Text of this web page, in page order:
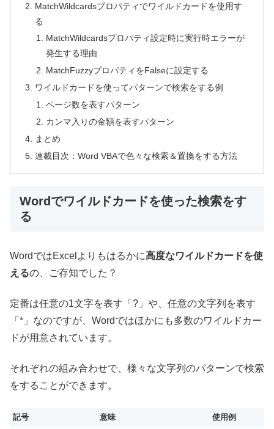
MatchWildcardsプロパティでワイルドカードを使用す
る
MatchWildcardsプロパティ設定時に実行時エラーが
発生する理由
MatchFuzzyプロパティをFalseに設定する
ワイルドカードを使ってパターンで検索をする例
ページ数を表すパターン
カンマ入りの金額を表すパターン
まとめ
連載目次：Word VBAで色々な検索＆置換をする方法
Wordでワイルドカードを使った検索をす
る
WordではExcelよりもはるかに高度なワイルドカードを使
えるの、ご存知でした？
定番は任意の1文字を表す「?」や、任意の文字列を表す
「*」なのですが、Wordではほかにも多数のワイルドカー
ドが用意されています。
それぞれの組み合わせで、様々な文字列のパターンで検索
をすることができます。
記号 意味
使用例